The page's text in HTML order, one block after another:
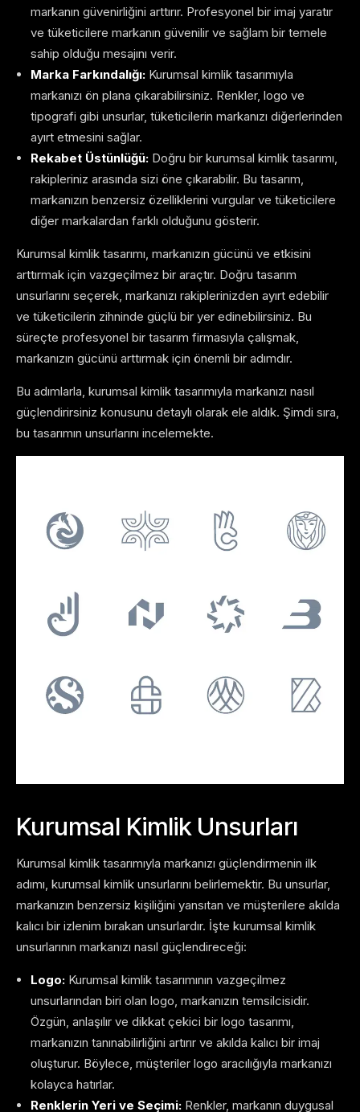
markanın güvenirliğini arttırır. Profesyonel bir imaj yaratır
ve tüketicilere markanın güvenilir ve sağlam bir temele
sahip olduğu mesajını verir.
Marka Farkındalığı: Kurumsal kimlik tasarımıyla
markanızı ön plana çıkarabilirsiniz. Renkler, logo ve
tipografi gibi unsurlar, tüketicilerin markanızı diğerlerinden
ayırt etmesini sağlar.
Rekabet Üstünlüğü: Doğru bir kurumsal kimlik tasarımı,
rakipleriniz arasında sizi öne çıkarabilir. Bu tasarım,
markanızın benzersiz özelliklerini vurgular ve tüketicilere
diğer markalardan farklı olduğunu gösterir.
Kurumsal kimlik tasarımı, markanızın gücünü ve etkisini
arttırmak için vazgeçilmez bir araçtır. Doğru tasarım
unsurlarını seçerek, markanızı rakiplerinizden ayırt edebilir
ve tüketicilerin zihninde güçlü bir yer edinebilirsiniz. Bu
süreçte profesyonel bir tasarım firmasıyla çalışmak,
markanızın gücünü arttırmak için önemli bir adımdır.
Bu adımlarla, kurumsal kimlik tasarımıyla markanızı nasıl
güçlendirirsiniz konusunu detaylı olarak ele aldık. Şimdi sıra,
bu tasarımın unsurlarını incelemekte.
Kurumsal Kimlik Unsurları
Kurumsal kimlik tasarımıyla markanızı güçlendirmenin ilk
adımı, kurumsal kimlik unsurlarını belirlemektir. Bu unsurlar,
markanızın benzersiz kişiliğini yansıtan ve müşterilere akılda
kalıcı bir izlenim bırakan unsurlardır. İşte kurumsal kimlik
unsurlarının markanızı nasıl güçlendireceği:
Logo: Kurumsal kimlik tasarımının vazgeçilmez
unsurlarından biri olan logo, markanızın temsilcisidir.
Özgün, anlaşılır ve dikkat çekici bir logo tasarımı,
markanızın tanınabilirliğini artırır ve akılda kalıcı bir imaj
oluşturur. Böylece, müşteriler logo aracılığıyla markanızı
kolayca hatırlar.
Renklerin Yeri ve Seçimi: Renkler, markanın duygusal